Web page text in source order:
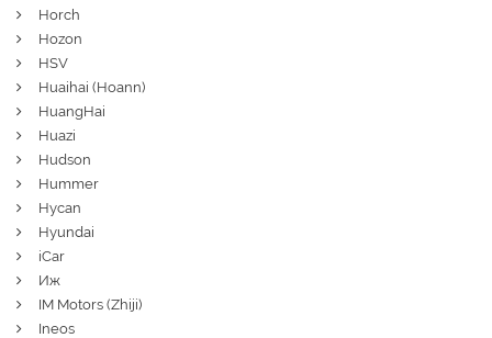
Horch
Hozon
HSV
Huaihai (Hoann)
HuangHai
Huazi
Hudson
Hummer
Hycan
Hyundai
iCar
Иж
IM Motors (Zhiji)
Ineos